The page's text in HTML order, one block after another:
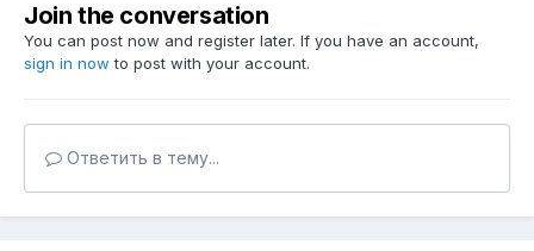
Join the conversation
You can post now and register later. If you have an account,
sign in now to post with your account.
Ответить в тему...